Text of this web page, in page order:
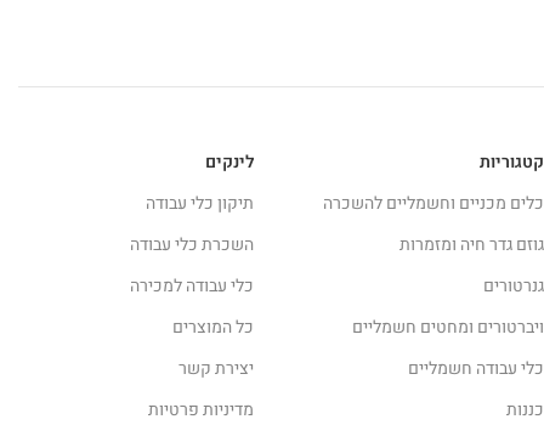
לינקים
תיקון כלי עבודה
השכרת כלי עבודה
כלי עבודה למכירה
כל המוצרים
יצירת קשר
מדיניות פרטיות
קטגוריות
כלים מכניים וחשמליים להשכרה
גוזם גדר חיה ומזמרות
גנרטורים
ויברטורים ומחטים חשמליים
כלי עבודה חשמליים
כננות